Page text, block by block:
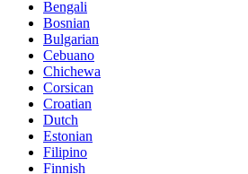
Bengali
Bosnian
Bulgarian
Cebuano
Chichewa
Corsican
Croatian
Dutch
Estonian
Filipino
Finnish